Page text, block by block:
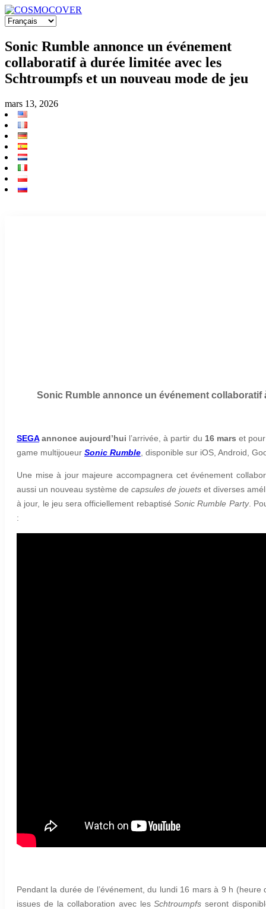
Sonic Rumble annonce un événement
collaboratif à durée limitée avec les
Schtroumpfs et un nouveau mode de jeu
mars 13, 2026
Sonic Rumble annonce un événement
SEGAannonce aujourd’hui l’arrivée, à partir du 16 mars et
game multijoueur Sonic Rumble , disponible sur iOS, Android,
Une mise à jour majeure accompagnera cet événement
aussi un nouveau système de capsules de jouets et diverses
à jour, le jeu sera officiellement rebaptisé Sonic Rumble Party.
:
Pendant la durée de l’événement, du lundi 16 mars à 9 h
issues de la collaboration avec lesSchtroumpfs seront